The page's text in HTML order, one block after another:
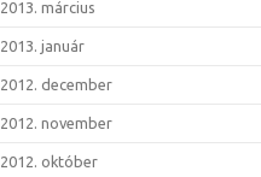
2013. március
2013. január
2012. december
2012. november
2012. október